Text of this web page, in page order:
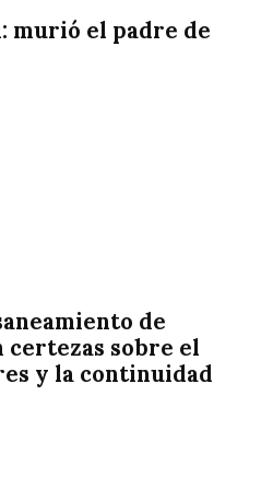
murió el padre de
de
sobre el
y la continuidad